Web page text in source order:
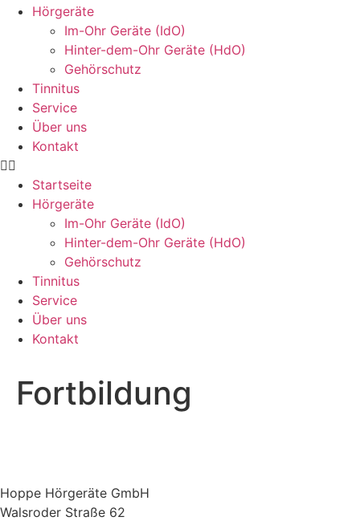
Hörgeräte
Im-Ohr Geräte (IdO)
Hinter-dem-Ohr Geräte (HdO)
Gehörschutz
Tinnitus
Service
Über uns
Kontakt
Startseite
Hörgeräte
Im-Ohr Geräte (IdO)
Hinter-dem-Ohr Geräte (HdO)
Gehörschutz
Tinnitus
Service
Über uns
Kontakt
Fortbildung
Hoppe Hörgeräte GmbH
Walsroder Straße 62